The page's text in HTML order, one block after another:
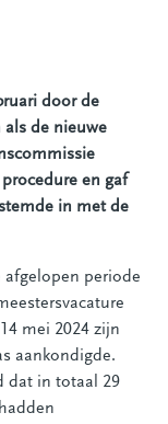
door de
als de nieuwe
en gaf
in met de
afgelopen periode
mei 2024 zijn
aankondigde.
dat in totaal 29